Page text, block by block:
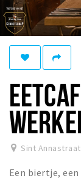
Recreatief
Winkels
Musea,
Uitjes &
Toeristische
Sint
Een biertje,